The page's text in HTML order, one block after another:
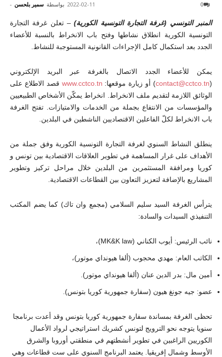
بواسطة سمير بلحسن - 2022-02-11 0
المنبر التونسي (غرفة التجارة التونسية الكورية) – تعلن غرفة التجارة
التونسية الكورية انطلاق نشاطها وفتح باب الانخراط بالنسبة للأعضاء
الجدد بعد استكمال كامل الإجراءات القانونية المستوجبة للنشاط.
يمكن للأعضاء الجدد الاتصال بالغرفة عبر البريد الإلكتروني
(
contact@cctco.tn) أو زيارة موقعها: www.cctco.tn قصد الاطلاع على
الوثائق اللازمة لتقديم ملف الانخراط. انخراط يمكّن الأشخاص الطبيعيين
والمؤسسات من الانتفاع بجملة من الخدمات والامتيازات. تفتح الغرفة
باب الانخراط لكلّ الفاعلين الاقتصاديين الناشطين في البلدين.
ينطلق النشاط السنوي لغرفة التجارة التونسية الكورية وفق جملة من
الأهداف على غرار المساهمة في تطوير العلاقات الاقتصادية بين تونس و
كوريا ومرافقة المستثمرين من البلدين خلال مراحل تركيز وتطوير
المشاريع بالإضافة لتعزيز التعاون بين القطاعات الاقتصادية.
يترأس الغرفة السيد سليم السلامي (مجمع وان تاك) كما يضم المكتب
التنفيذي السيدات والسادة:
نائب الرئيس: أيوب الكناني (MK&K law)،
الكاتب العام: مهدي محجوب (ألفا هيونداي موتور)،
أمين مال: بدر الدين عنان (ألفا هيونداي موتور).
عضو: جيه جونغ هيون (سفارة جمهورية كوريا بتونس).
تحظى الغرفة بمساندة سفارة جمهورية كوريا بتونس وقد أعدت برنامجا
سنويا يتوجه نحو الترويج لتونس كشريك استراتيجي لرواد الأعمال
الكوريين الراغبين في تطوير أنشطتهم في منطقتي أوروبا والشرق
الأوسط وشمال إفريقيا. يعتمد البرنامج السنوي على ست قطاعات وهي